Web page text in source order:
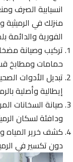
انسيابية الصرف
منزلك في الرميثية
الفورية والدائمة
تركيب وصيانة
حمامات ومطابخ
تبديل الأدوات
إيطالية وأصلية
صيانة السخانات
ودافئة لسكان الرميثية.
كشف خرير المياه
دون تكسير في